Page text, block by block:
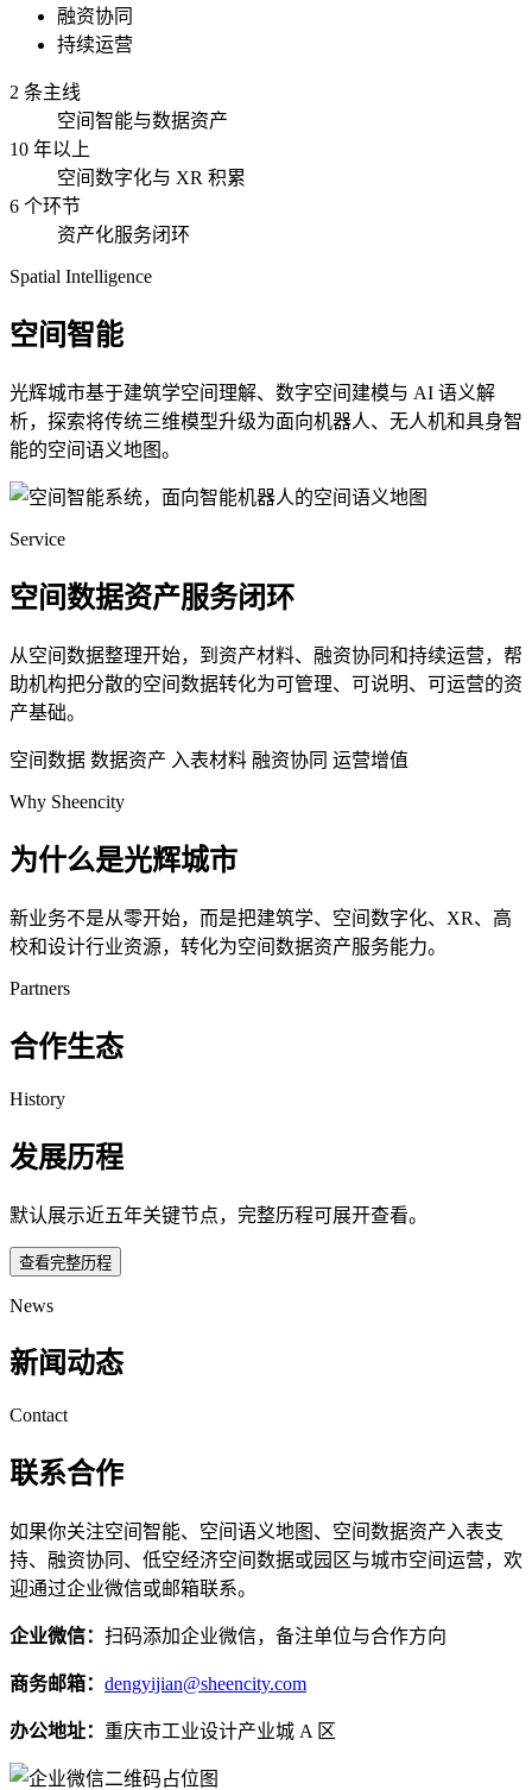
融资协同
持续运营
2 条主线
空间智能与数据资产
10 年以上
空间数字化与 XR 积累
6 个环节
资产化服务闭环
Spatial Intelligence
空间智能
光辉城市基于建筑学空间理解、数字空间建模与 AI 语义解
析，探索将传统三维模型升级为面向机器人、无人机和具身智
能的空间语义地图。
Service
空间数据资产服务闭环
从空间数据整理开始，到资产材料、融资协同和持续运营，帮
助机构把分散的空间数据转化为可管理、可说明、可运营的资
产基础。
空间数据 数据资产 入表材料 融资协同 运营增值
Why Sheencity
为什么是光辉城市
新业务不是从零开始，而是把建筑学、空间数字化、XR、高
校和设计行业资源，转化为空间数据资产服务能力。
Partners
合作生态
History
发展历程
默认展示近五年关键节点，完整历程可展开查看。
查看完整历程
News
新闻动态
Contact
联系合作
如果你关注空间智能、空间语义地图、空间数据资产入表支
持、融资协同、低空经济空间数据或园区与城市空间运营，欢
迎通过企业微信或邮箱联系。
企业微信： 扫码添加企业微信，备注单位与合作方向
商务邮箱： dengyijian@sheencity.com
办公地址： 重庆市工业设计产业城 A 区